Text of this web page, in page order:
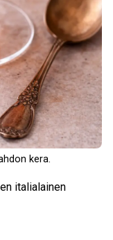
kera.
italialainen